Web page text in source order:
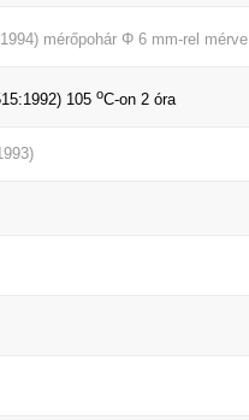
mérőpohár Φ 6 mm-rel mérve
105 oC-on 2 óra